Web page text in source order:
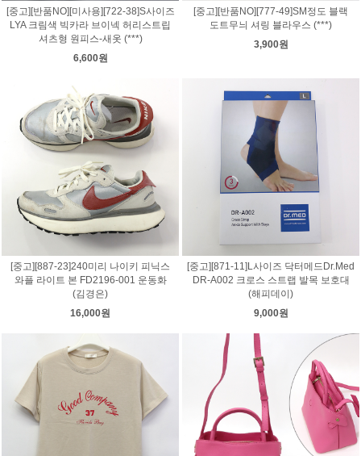
[중고][반품NO][미사용][722-38]S사이즈
LYA 크림색 빅카라 브이넥 허리스트립
셔츠형 원피스-새옷 (***)
6,600원
[중고][반품NO][777-49]SM정도 블랙
도트무늬 셔링 블라우스 (***)
3,900원
[중고][887-23]240미리 나이키 피닉스
와플 라이트 본 FD2196-001 운동화
(김경은)
16,000원
[중고][871-11]L사이즈 닥터메드Dr.Med
DR-A002 크로스 스트랩 발목 보호대
(해피데이)
9,000원